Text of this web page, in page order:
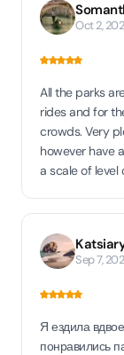
Oct 2,
All the parks
rides and for
crowds. Very
however have
a scale of level
Sep 7,
Я ездила
понравились